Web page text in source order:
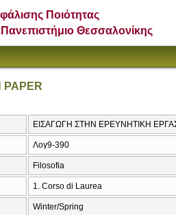
Ποιότητας
Πανεπιστήμιο Θεσσαλονίκης
PAPER
ΕΙΣΑΓΩΓΗ ΣΤΗΝ ΕΡΕΥΝΗΤΙΚΗ
Λογ9-390
Filosofia
1. Corso di Laurea
Winter/Spring